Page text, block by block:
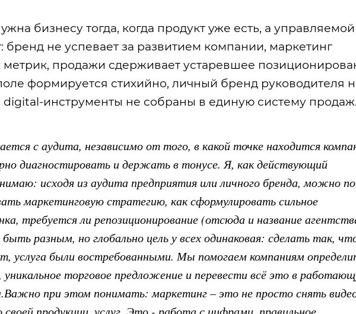
бизнесу тогда, когда продукт уже есть, а управляемой
не успевает за развитием компании, маркетинг
метрик, продажи сдерживает устаревшее
формируется стихийно, личный бренд руководителя
digital-инструменты не собраны в единую систему продаж.
с аудита, независимо от того, в какой точке находится
диагностировать и держать в тонусе. Я, как действующий
исходя из аудита предприятия или личного бренда, можно
маркетинговую стратегию, как сформулировать сильное
требуется ли репозиционирование (отсюда и название
разным, но глобально цель у всех одинаковая: сделать так,
услуга были востребованными. Мы помогаем компаниям
уникальное торговое предложение и перевести всё это в
при этом понимать: маркетинг – это не просто снять
продукции, услуг. Это - работа с цифрами, правильное